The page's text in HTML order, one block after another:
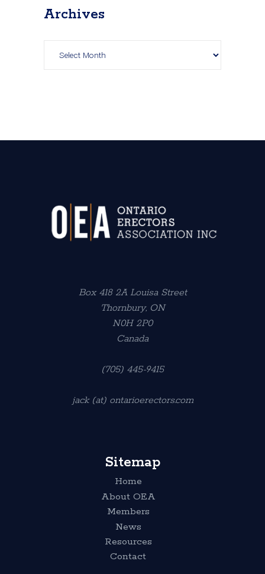
Archives
Box 418 2A Louisa Street
Thornbury, ON
N0H 2P0
Canada
(705) 445-9415
jack (at) ontarioerectors.com
Sitemap
Home
About OEA
Members
News
Resources
Contact